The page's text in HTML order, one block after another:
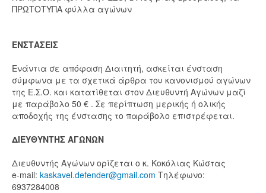
ΠΡΩΤΟΤΥΠΑ φύλλα αγώνων
ΕΝΣΤΑΣΕΙΣ
Ενάντια σε απόφαση Διαιτητή, ασκείται ένσταση
σύμφωνα με τα σχετικά άρθρα του κανονισμού αγώνων
της Ε.Σ.Ο. και κατατίθεται στον Διευθυντή Αγώνων μαζί
με παράβολο 50 € . Σε περίπτωση μερικής ή ολικής
αποδοχής της ένστασης το παράβολο επιστρέφεται.
ΔΙΕΥΘΥΝΤΗΣ ΑΓΩΝΩΝ
Διευθυντής Αγώνων ορίζεται ο κ. Κοκόλιας Κώστας
e-mail: kaskavel.defender@gmail.com Τηλέφωνο:
6937284008